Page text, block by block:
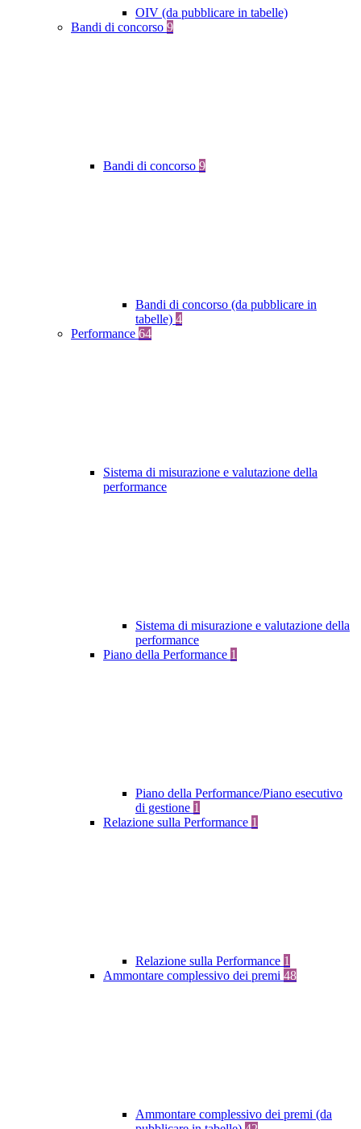
OIV (da pubblicare in tabelle)
Bandi di concorso 9
Bandi di concorso 9
Bandi di concorso (da pubblicare in
tabelle) 4
Performance 64
Sistema di misurazione e valutazione della
performance
Sistema di misurazione e valutazione della
performance
Piano della Performance 1
Piano della Performance/Piano esecutivo
di gestione 1
Relazione sulla Performance 1
Relazione sulla Performance 1
Ammontare complessivo dei premi 48
Ammontare complessivo dei premi (da